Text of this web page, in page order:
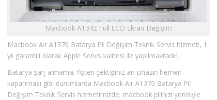
Macbook A1342 Full LCD Ekran Değişim
Macbook Air A1370 Batarya Pil Değişim Teknik Servis hizmeti, 1
yıl garantili olarak Apple Servis kalitesi ile yapılmaktadır.
Batarya şarj almama, fişten çektiğiniz an cihazın hemen
kapanması gibi durumlarda Macbook Air A1370 Batarya Pil
Değişim Teknik Servis hizmetimizde; macbook pilinizi yenisiyle